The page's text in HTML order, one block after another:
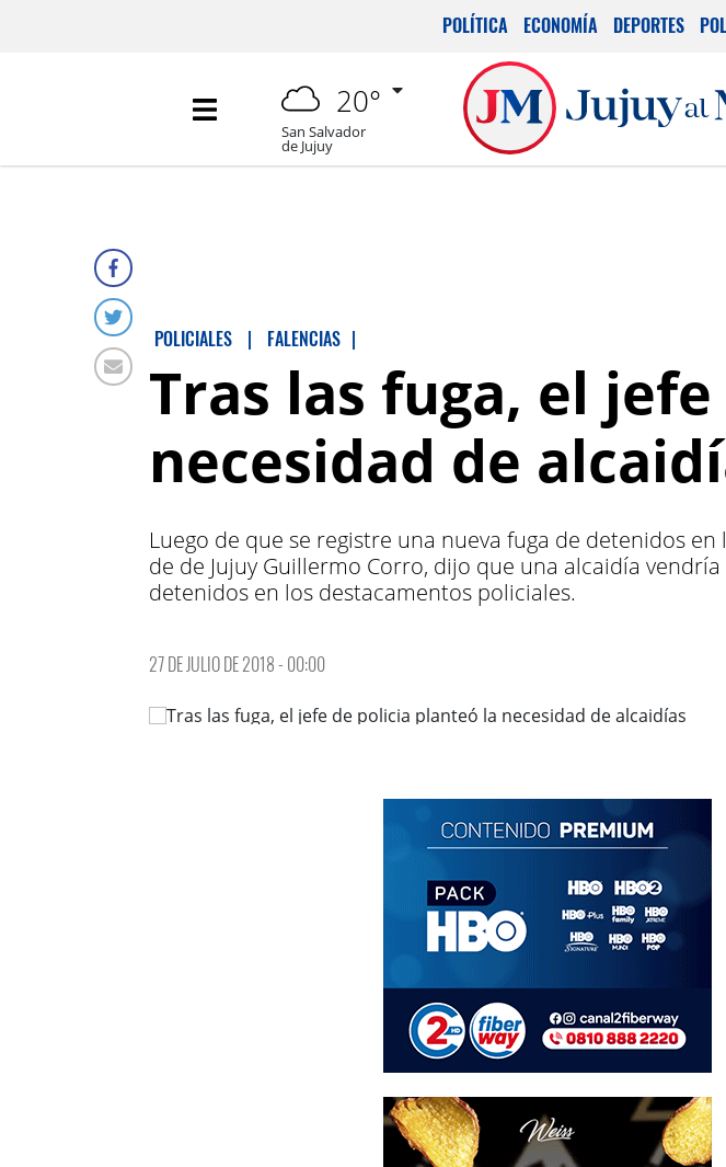
POLÍTICA ECONOMÍA DEPORTES
20°
San Salvador
de Jujuy
POLICIALES | FALENCIAS |
Tras las fuga, el
necesidad de
Luego de que se registre una nueva fuga de detenidos
de de Jujuy Guillermo Corro, dijo que una alcaidía
detenidos en los destacamentos policiales.
27 DE JULIO DE 2018 - 00:00